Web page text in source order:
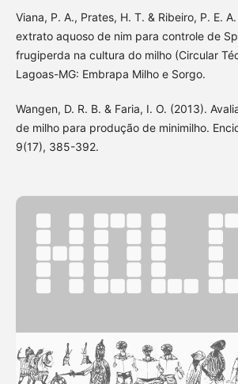
Viana, P. A., Prates, H. T. & Ribeiro, P. E.
extrato aquoso de nim para controle de
frugiperda na cultura do milho (Circular
Lagoas-MG: Embrapa Milho e Sorgo.
Wangen, D. R. B. & Faria, I. O. (2013).
de milho para produção de minimilho.
9(17), 385-392.